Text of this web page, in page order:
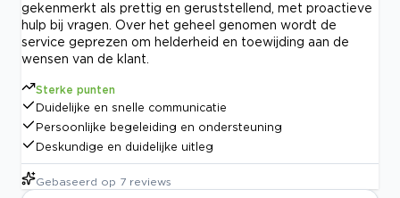
gekenmerkt als prettig en geruststellend, met proactieve
hulp bij vragen. Over het geheel genomen wordt de
service geprezen om helderheid en toewijding aan de
wensen van de klant.
Sterke punten
Duidelijke en snelle communicatie
Persoonlijke begeleiding en ondersteuning
Deskundige en duidelijke uitleg
Gebaseerd op 7 reviews